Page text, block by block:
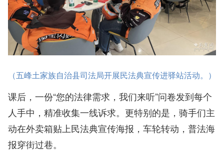
（五峰土家族自治县司法局开展民法典宣传进驿站活动。）
课后，一份“您的法律需求，我们来听”问卷发到每个
人手中，精准收集一线诉求。更特别的是，骑手们主
动在外卖箱贴上民法典宣传海报，车轮转动，普法海
报穿街过巷。